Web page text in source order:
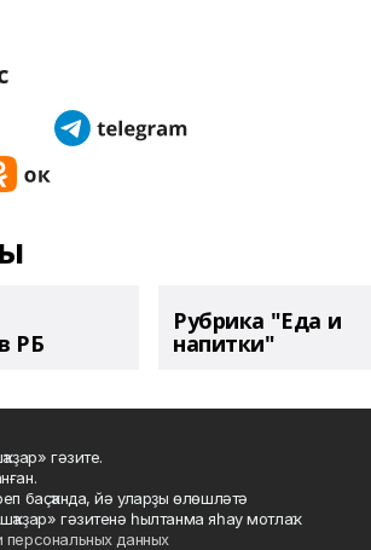
РБ
Рубрика "Еда и
напитки"
гәзите.
баҫҡанда, йә уларҙы өлөшләтә
гәзитенә һылтанма яһау мотлаҡ.
данных